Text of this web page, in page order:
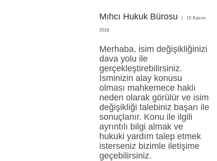
Mıhcı Hukuk Bürosu 15 Kasım
2018
Merhaba, isim değişikliğinizi
dava yolu ile
gerçekleştirebilirsiniz.
İsminizin alay konusu
olması mahkemece haklı
neden olarak görülür ve isim
değişikliği talebiniz başarı ile
sonuçlanır. Konu ile ilgili
ayrıntılı bilgi almak ve
hukuki yardım talep etmek
isterseniz bizimle iletişime
geçebilirsiniz.